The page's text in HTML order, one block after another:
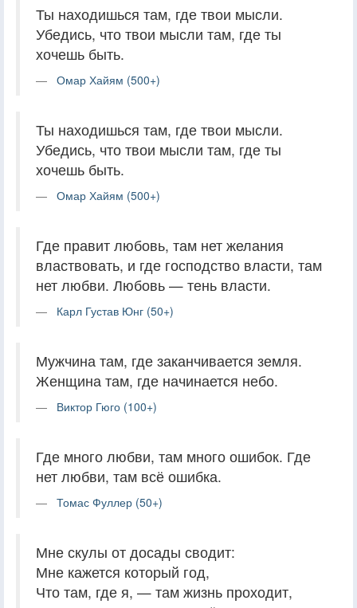
Ты находишься там, где твои мысли.
Убедись, что твои мысли там, где ты
хочешь быть.
Омар Хайям (500+)
Ты находишься там, где твои мысли.
Убедись, что твои мысли там, где ты
хочешь быть.
Омар Хайям (500+)
Где правит любовь, там нет желания
властвовать, и где господство власти, там
нет любви. Любовь — тень власти.
Карл Густав Юнг (50+)
Мужчина там, где заканчивается земля.
Женщина там, где начинается небо.
Виктор Гюго (100+)
Где много любви, там много ошибок. Где
нет любви, там всё ошибка.
Томас Фуллер (50+)
Мне скулы от досады сводит:
Мне кажется который год,
Что там, где я, — там жизнь проходит,